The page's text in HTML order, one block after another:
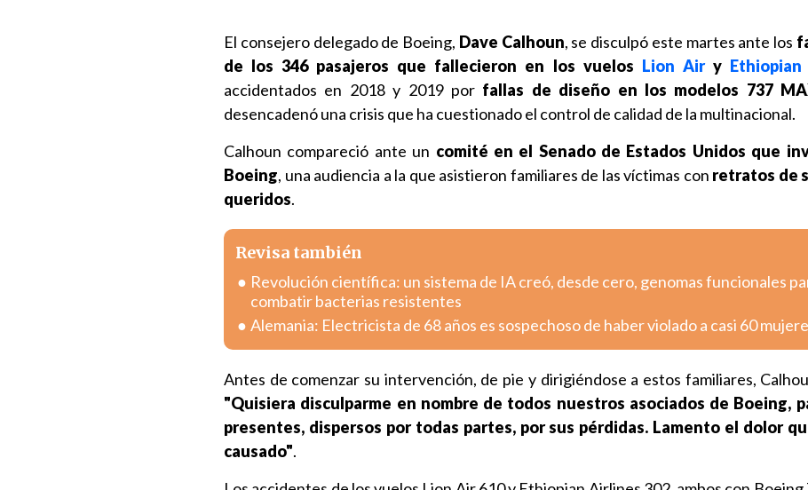
El consejero delegado de Boeing, Dave Calhoun, se disculpó este martes ante los
de los 346 pasajeros que fallecieron en los vuelos Lion Airy
accidentados en 2018 y 2019 por fallas de diseño en los modelos 737
desencadenó una crisis que ha cuestionado el control de calidad de la multinacional.
Calhoun compareció ante un comité en el Senado de Estados Unidos que
Boeing, una audiencia a la que asistieron familiares de las víctimas con retratos de
queridos.
Revisa también
Revolución científica: un sistema de IA creó, desde cero, genomas funcionales
combatir bacterias resistentes
Alemania: Electricista de 68 años es sospechoso de haber violado a casi 60
Antes de comenzar su intervención, de pie y dirigiéndose a estos familiares,
"Quisiera disculparme en nombre de todos nuestros asociados de Boeing,
presentes, dispersos por todas partes, por sus pérdidas. Lamento el dolor
causado".